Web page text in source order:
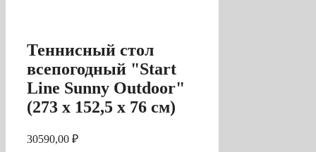
Теннисный стол
всепогодный "Start
Line Sunny Outdoor"
(273 х 152,5 х 76 см)
30590,00 ₽